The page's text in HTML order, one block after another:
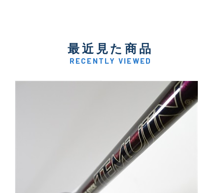
最近見た商品
RECENTLY VIEWED